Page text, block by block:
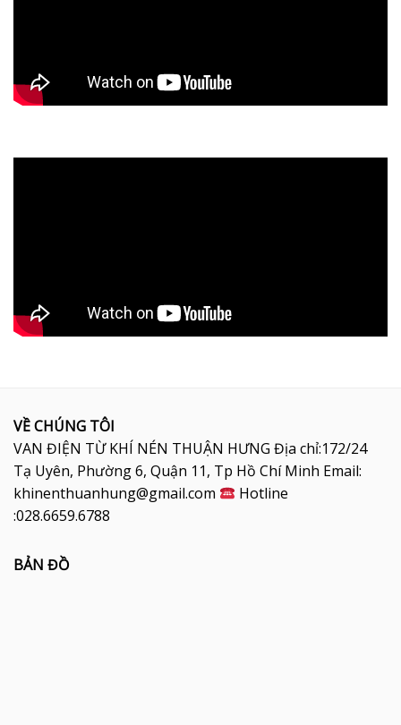
VỀ CHÚNG TÔI
VAN ĐIỆN TỪ KHÍ NÉN THUẬN HƯNG Địa chỉ:172/24
Tạ Uyên, Phường 6, Quận 11, Tp Hồ Chí Minh Email:
khinenthuanhung@gmail.com
Hotline
:028.6659.6788
BẢN ĐỒ